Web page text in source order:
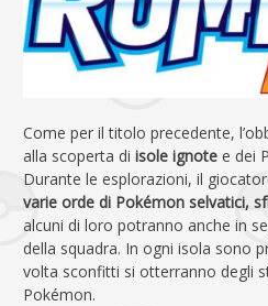
Come per il titolo precedente,
alla scoperta di isole ignote e dei
Durante le esplorazioni, il
varie orde di Pokémon selvatici,
alcuni di loro potranno anche in
della squadra. In ogni isola sono
volta sconfitti si otterranno degli
Pokémon.